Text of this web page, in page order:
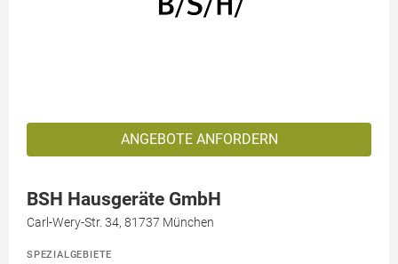
ANGEBOTE ANFORDERN
BSH Hausgeräte GmbH
Carl-Wery-Str. 34, 81737 München
SPEZIALGEBIETE